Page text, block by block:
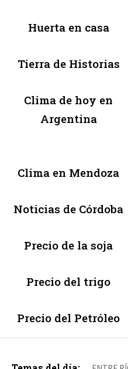
Huerta en casa
Tierra de Historias
Clima de hoy en
Argentina
Clima en Mendoza
Noticias de Córdoba
Precio de la soja
Precio del trigo
Precio del Petróleo